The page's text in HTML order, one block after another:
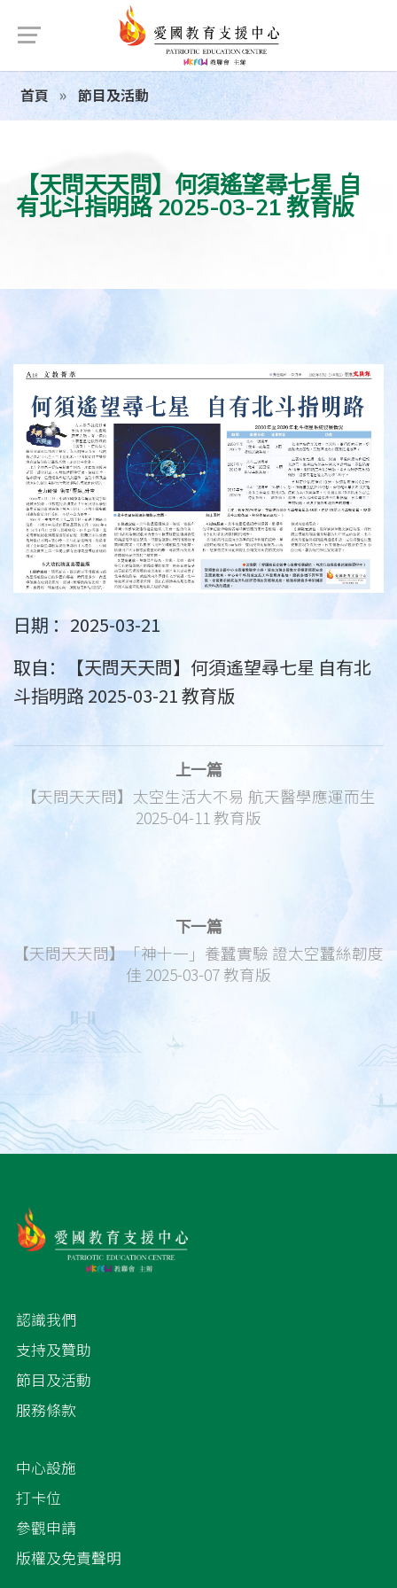
首頁 節目及活動
【天問天天問】何須遙望尋七星 自
有北斗指明路 2025-03-21 教育版
日期 ：2025-03-21
取自：
【天問天天問】何須遙望尋七星 自有北
斗指明路 2025-03-21 教育版
上一篇
【天問天天問】太空生活大不易 航天醫學應運而生
2025-04-11 教育版
下一篇
【天問天天問】「神十一」養蠶實驗 證太空蠶絲韌度
佳 2025-03-07 教育版
認識我們
支持及贊助
節目及活動
服務條款
中心設施
打卡位
參觀申請
版權及免責聲明